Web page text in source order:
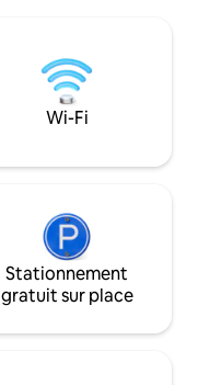
magiques de la région.
dispose de 2
wifi, de la
purifiée sans
Wi-Fi
Stationnement
gratuit sur place